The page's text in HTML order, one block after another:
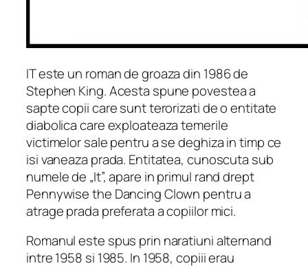
IT este un roman de groaza din 1986 de
Stephen King. Acesta spune povestea a
sapte copii care sunt terorizati de o entitate
diabolica care exploateaza temerile
victimelor sale pentru a se deghiza in timp ce
isi vaneaza prada. Entitatea, cunoscuta sub
numele de „It”, apare in primul rand drept
Pennywise the Dancing Clown pentru a
atrage prada preferata a copiilor mici.
Romanul este spus prin naratiuni alternand
intre 1958 si 1985. In 1958, copiii erau